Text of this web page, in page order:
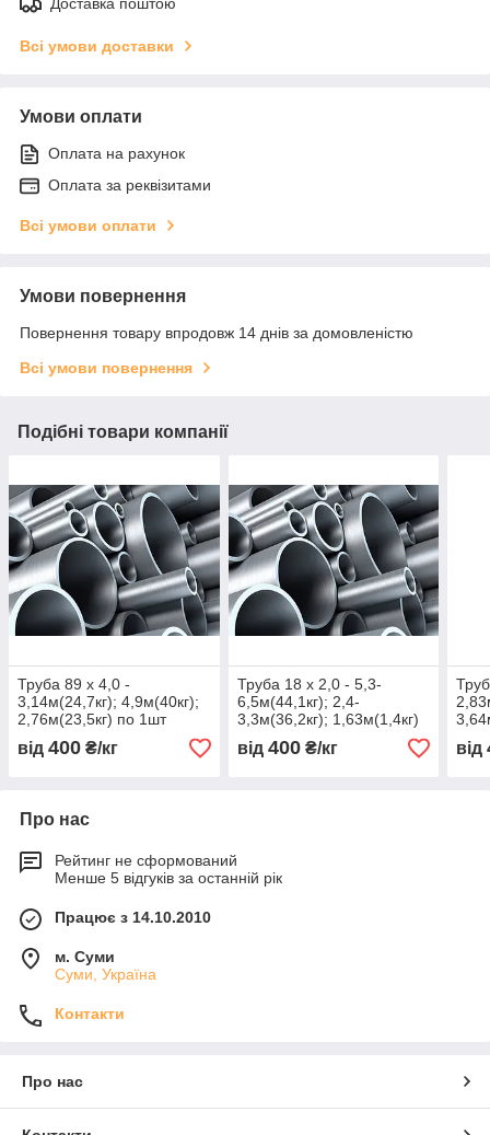
Всі умови доставки
Умови оплати
Оплата на рахунок
Оплата за реквізитами
Всі умови оплати
Умови повернення
Повернення товару впродовж 14 днів за домовленістю
Всі умови повернення
Подібні товари компанії
Труба 89 х 4,0 -
3,14м(24,7кг); 4,9м(40кг);
2,76м(23,5кг) по 1шт
від 400 ₴/кг
Труба 18 х 2,0 - 5,3-
6,5м(44,1кг); 2,4-
3,3м(36,2кг); 1,63м(1,4кг)
від 400₴/кг від
Про нас
Рейтинг не сформований
Менше 5 відгуків за останній рік
Працює з 14.10.2010
м. Суми
Суми, Україна
Контакти
Про нас